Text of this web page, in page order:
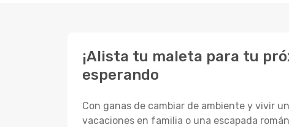
¡Alista tu maleta para tu
esperando
Con ganas de cambiar de ambiente y vivir
vacaciones en familia o una escapada